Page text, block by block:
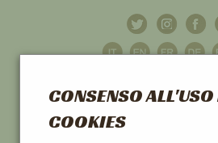
CONSENSO
COOKIES